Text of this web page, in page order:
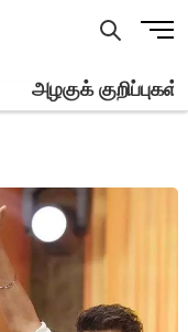
M
u
அழகுக் குறிப்புகள்